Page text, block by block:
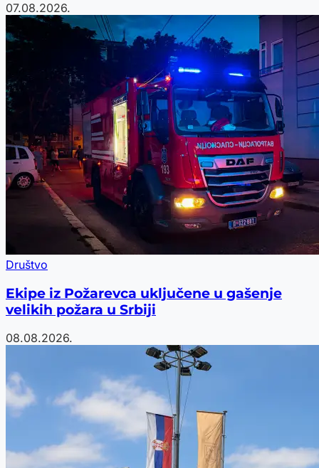
07.08.2026.
Društvo
Ekipe iz Požarevca uključene u gašenje
velikih požara u Srbiji
08.08.2026.